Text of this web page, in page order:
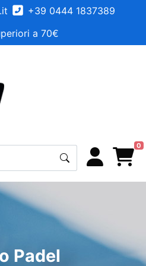
+39 0444 1837389
a 70€
0
Padel